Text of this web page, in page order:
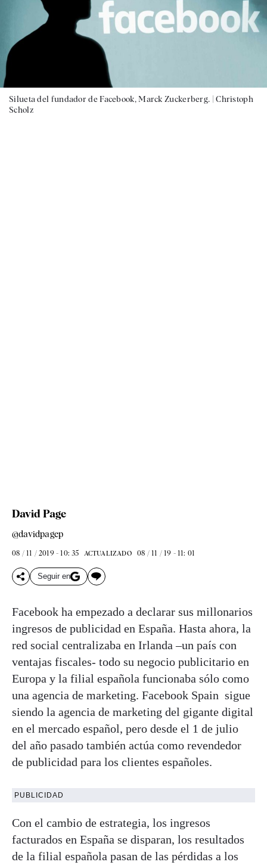
Silueta del fundador de Facebook, Marck Zuckerberg. |Christoph
Scholz
David Page
@davidpagep
08 / 11 / 2019 - 10: 35 ACTUALIZADO 08 / 11 / 19 - 11: 01
Seguir en
Facebook ha empezado a declarar sus millonarios
ingresos de publicidad en España. Hasta ahora, la
red social centralizaba en Irlanda –un país con
ventajas fiscales- todo su negocio publicitario en
Europa y la filial española funcionaba sólo como
una agencia de marketing. Facebook Spain sigue
siendo la agencia de marketing del gigante digital
en el mercado español, pero desde el 1 de julio
del año pasado también actúa como revendedor
de publicidad para los clientes españoles.
PUBLICIDAD
Con el cambio de estrategia, los ingresos
facturados en España se disparan, los resultados
de la filial española pasan de las pérdidas a los